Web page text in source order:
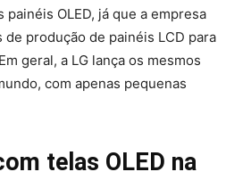
OLED, já que a empresa
produção de painéis LCD para
geral, a LG lança os mesmos
com apenas pequenas
telas OLED na